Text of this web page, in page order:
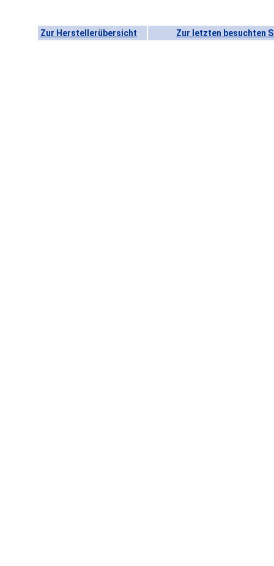
Zur Herstellerübersicht Zur letzten besuchten